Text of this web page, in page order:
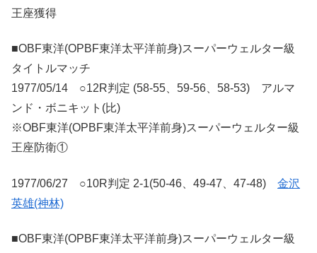
王座獲得
■OBF東洋(OPBF東洋太平洋前身)スーパーウェルター級
タイトルマッチ
1977/05/14 ○12R判定 (58-55、59-56、58-53) アルマ
ンド・ボニキット(比)
※OBF東洋(OPBF東洋太平洋前身)スーパーウェルター級
王座防衛①
1977/06/27 ○10R判定 2-1(50-46、49-47、47-48) 金沢
英雄(神林)
■OBF東洋(OPBF東洋太平洋前身)スーパーウェルター級